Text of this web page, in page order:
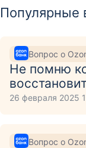
Популярные
Вопрос о
Не помню
26 февраля 2025
Вопрос о